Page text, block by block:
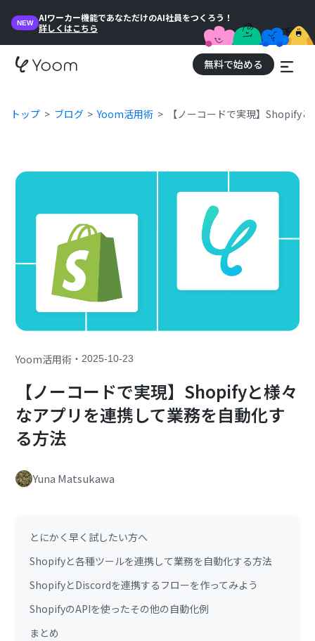
NEW
AIワーカー機能であなただけのAI社員をつくろう！
詳しくはこちら
無料で始める
トップ ブログ Yoom活用術 【ノーコードで実現】Shopify
Yoom活用術 ・2025-10-23
【ノーコードで実現】Shopifyと様々
なアプリを連携して業務を自動化す
る方法
Yuna Matsukawa
とにかく早く試したい方へ
Shopifyと各種ツールを連携して業務を自動化する方法
ShopifyとDiscordを連携するフローを作ってみよう
ShopifyのAPIを使ったその他の自動化例
まとめ